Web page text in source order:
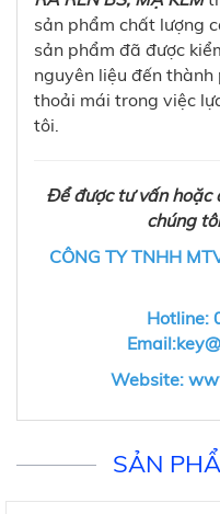
sản phẩm chất lượng
sản phẩm đã được
nguyên liệu đến
thoải mái trong việc
tôi.
Để được tư vấn hoặc
chúng
CÔNG TY TNHH
Hotline:
Website:
SẢN